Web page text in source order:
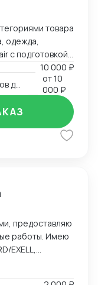
товара
одежда,
с подготовкой,
матрицы.
включая
для ТО и
10 000 ₽
от10
000 ₽
предоставляю
работы. Имею
EXELL,